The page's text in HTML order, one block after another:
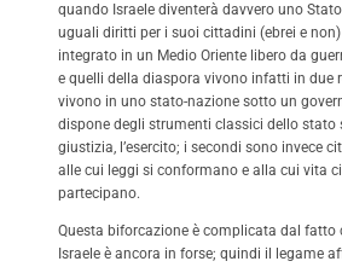
quando Israele diventerà davvero uno Stato
uguali diritti per i suoi cittadini (ebrei e
integrato in un Medio Oriente libero da
e quelli della diaspora vivono infatti in due
vivono in uno stato-nazione sotto un
dispone degli strumenti classici dello stato
giustizia, l’esercito; i secondi sono invece
alle cui leggi si conformano e alla cui vita
partecipano.
Questa biforcazione è complicata dal fatto
Israele è ancora in forse; quindi il legame